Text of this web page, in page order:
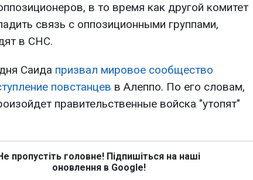
в то время как другой комитет
связь с оппозиционными группами,
в СНС.
Саида призвал мировое сообщество
повстанцев в Алеппо. По его словам,
правительственные войска "утопят"
пропустіть головне! Підпишіться на наші
оновлення в Google!